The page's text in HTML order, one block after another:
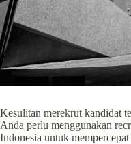
Kesulitan merekrut kandidat
Anda perlu menggunakan
Indonesia untuk